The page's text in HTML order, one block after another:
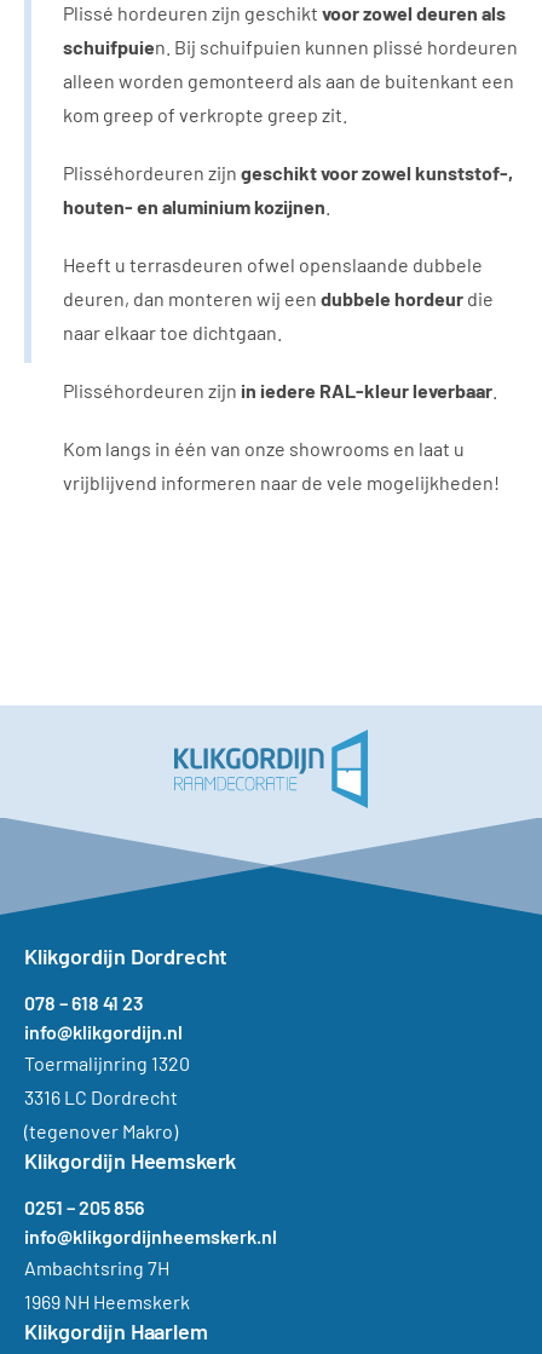
Plissé hordeuren zijn geschikt voor zowel deuren als
schuifpuien. Bij schuifpuien kunnen plissé hordeuren
alleen worden gemonteerd als aan de buitenkant een
kom greep of verkropte greep zit.
Plisséhordeuren zijn geschikt voor zowel kunststof-,
houten- en aluminium kozijnen
Heeft u terrasdeuren ofwel openslaande dubbele
deuren, dan monteren wij een dubbele hordeur die
naar elkaar toe dichtgaan.
Plisséhordeuren zijn in iedere RAL-kleur leverbaar
Kom langs in één van onze showrooms en laat u
vrijblijvend informeren naar de vele mogelijkheden!
Klikgordijn Dordrecht
078 – 618 41 23
info@klikgordijn.nl
Toermalijnring 1320
3316 LC Dordrecht
(tegenover Makro)
Klikgordijn Heemskerk
0251 – 205 856
info@klikgordijnheemskerk.nl
Ambachtsring 7H
1969 NH Heemskerk
Klikgordijn Haarlem